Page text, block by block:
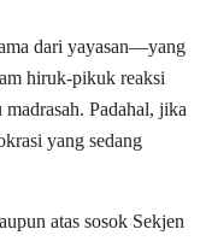
dari yayasan—yang
hiruk-pikuk reaksi
Padahal, jika
yang sedang
atas sosok Sekjen